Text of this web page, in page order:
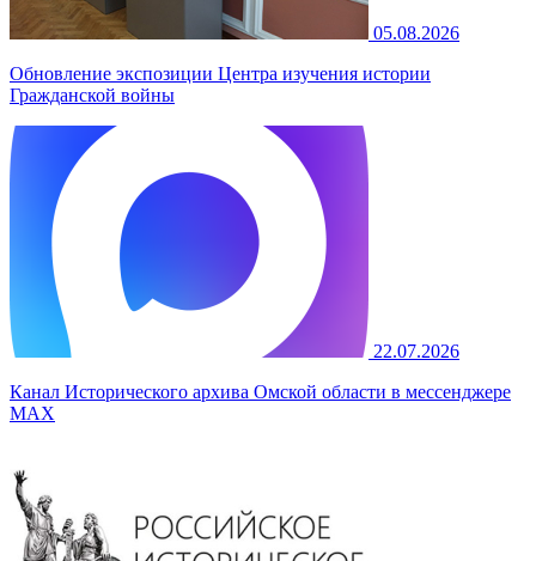
05.08.2026
Обновление экспозиции Центра изучения истории
Гражданской войны
22.07.2026
Канал Исторического архива Омской области в мессенджере
MAX